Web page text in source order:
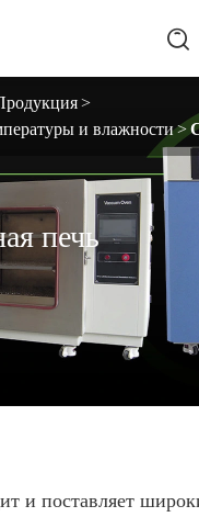

и влажности
печь
и поставляет